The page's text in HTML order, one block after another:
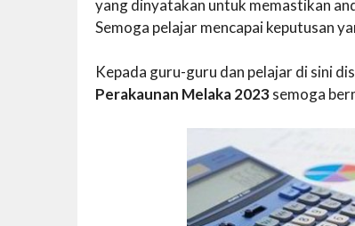
yang dinyatakan untuk memastikan
Semoga pelajar mencapai keputusan
Kepada guru-guru dan pelajar di sini
Perakaunan Melaka 2023semoga